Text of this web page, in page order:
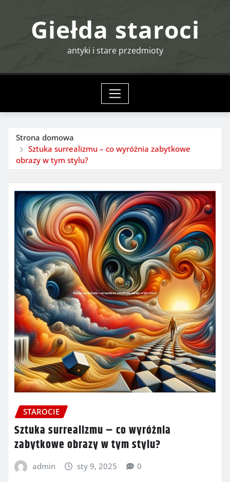
Giełda staroci
antyki i stare przedmioty
Strona domowa
Sztuka surrealizmu – co wyróżnia zabytkowe
obrazy w tym stylu?
STAROCIE
Sztuka surrealizmu – co wyróżnia
zabytkowe obrazy w tym stylu?
admin sty 9, 2025 0